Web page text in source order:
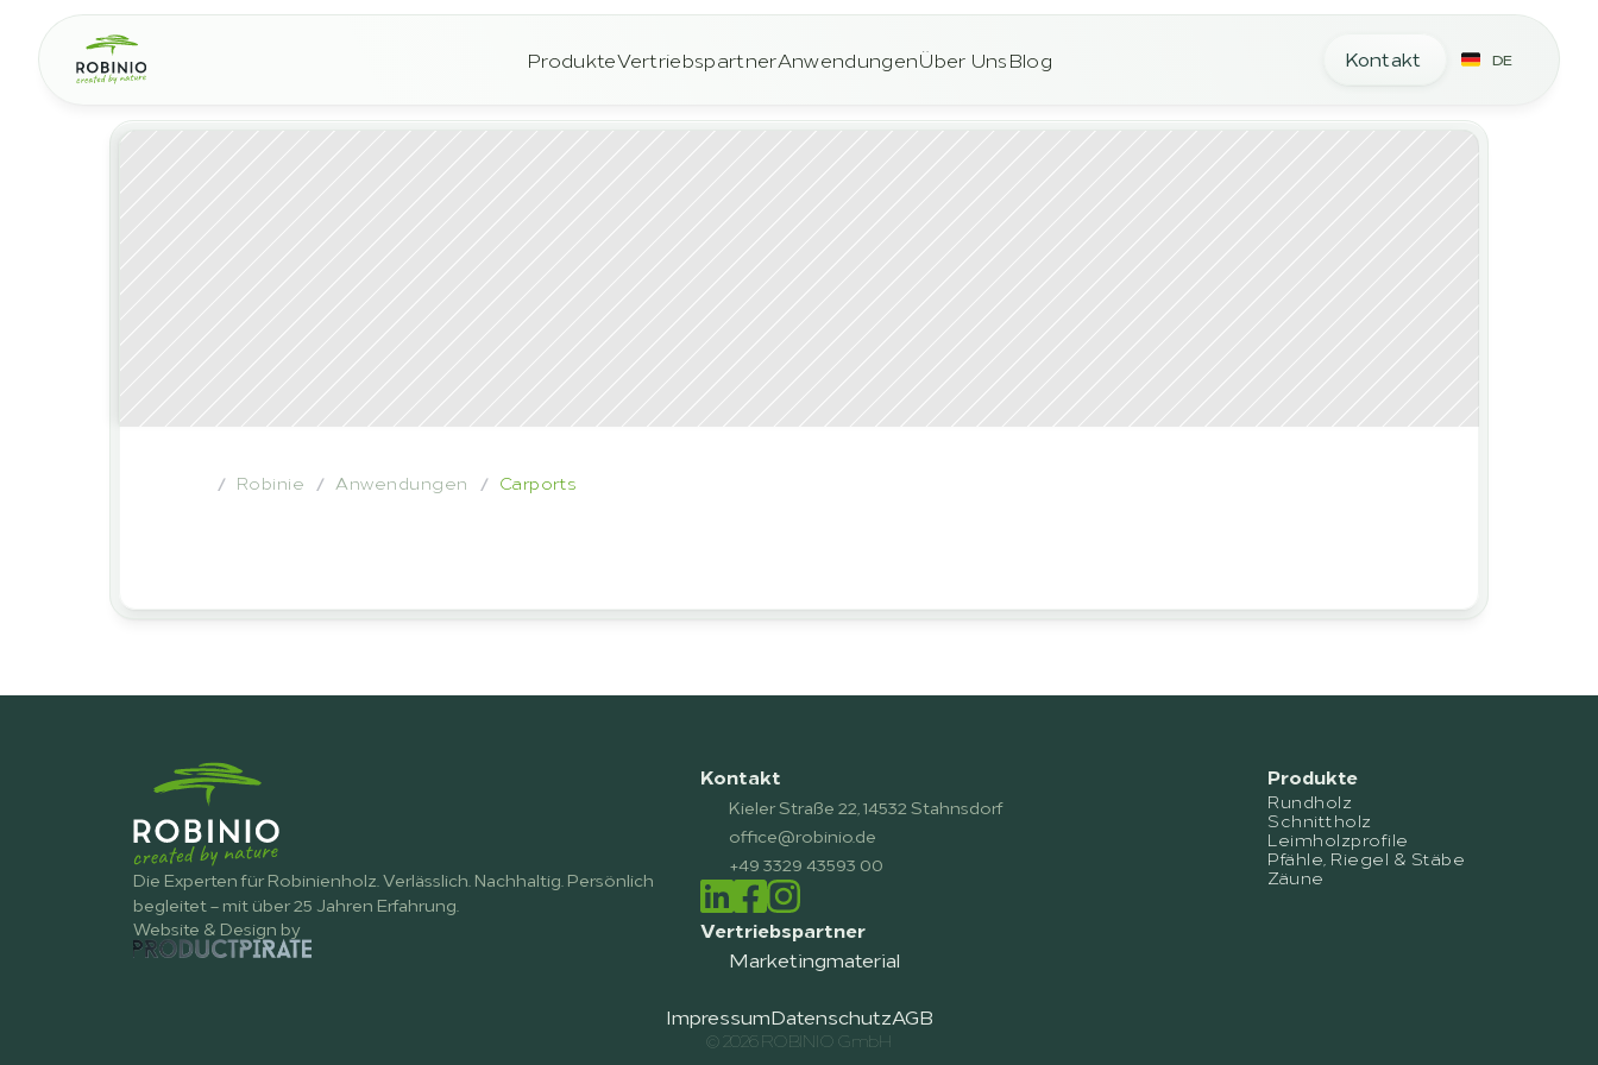
ProdukteVertriebspartnerAnwendungenÜber UnsBlog Kontakt DE
/ Robinie / Anwendungen / Carports
Die Experten für Robinienholz. Verlässlich. Nachhaltig. Persönlich
begleitet – mit über 25 Jahren Erfahrung.
Website & Design by
Kontakt
Kieler Straße 22, 14532 Stahnsdorf
office@robinio.de
+49 3329 43593 00
Vertriebspartner
Marketingmaterial
Produkte
Rundholz
Schnittholz
Leimholzprofile
Pfähle, Riegel & Stäbe
Zäune
ImpressumDatenschutzAGB
© 2026 ROBINIO GmbH